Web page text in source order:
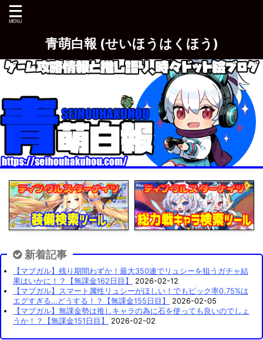
青萌白報 (せいほうはくほう)
新着記事
【マブガル】残り期間わずか！最大350連でリュシーを狙うガチャ結
果はいかに！？【無課金162日目】
2026-02-12
【マブガル】スマート属性リュシーがほしい！でもピック率0.75%は
エグすぎる…どうする！？【無課金155日目】
2026-02-05
【マブガル】無課金勢は推しキャラの為に石を使っても良いのでしょ
うか！？【無課金151日目】
2026-02-02